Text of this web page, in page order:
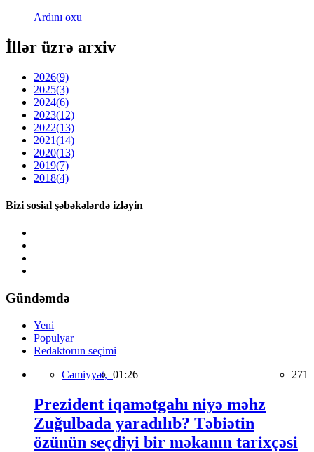
Ardını oxu
İllər üzrə arxiv
2026(9)
2025(3)
2024(6)
2023(12)
2022(13)
2021(14)
2020(13)
2019(7)
2018(4)
Bizi sosial şəbəkələrdə izləyin
Gündəmdə
Yeni
Populyar
Redaktorun seçimi
Cəmiyyət, 01:26 271
Prezident iqamətgahı niyə məhz
Zuğulbada yaradılıb? Təbiətin
özünün seçdiyi bir məkanın tarixçəsi